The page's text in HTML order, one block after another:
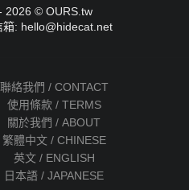
2026 © OURS.tw
箱: hello@hidecat.net
聯絡我們 / CONTACT
使用條款 / TERMS
關於我們 / ABOUT
繁體中文 / CHINESE
英文 / ENGLISH
日本語 / JAPANESE